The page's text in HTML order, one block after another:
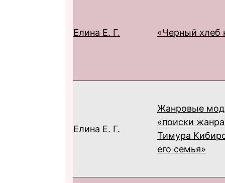
Елина Е. Г. «Черный хлеб
Елина Е. Г.
Жанровые
«поиски
Тимура
его семья»